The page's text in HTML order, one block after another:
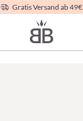
Gratis Versand ab 49€